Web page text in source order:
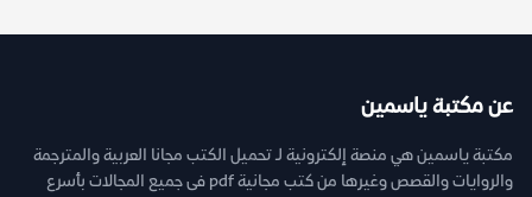
عن مكتبة ياسمين
مكتبة ياسمين هي منصة إلكترونية لـ تحميل الكتب مجانا العربية والمترجمة
والروايات والقصص وغيرها من كتب مجانية pdf فى جميع المجالات بأسرع